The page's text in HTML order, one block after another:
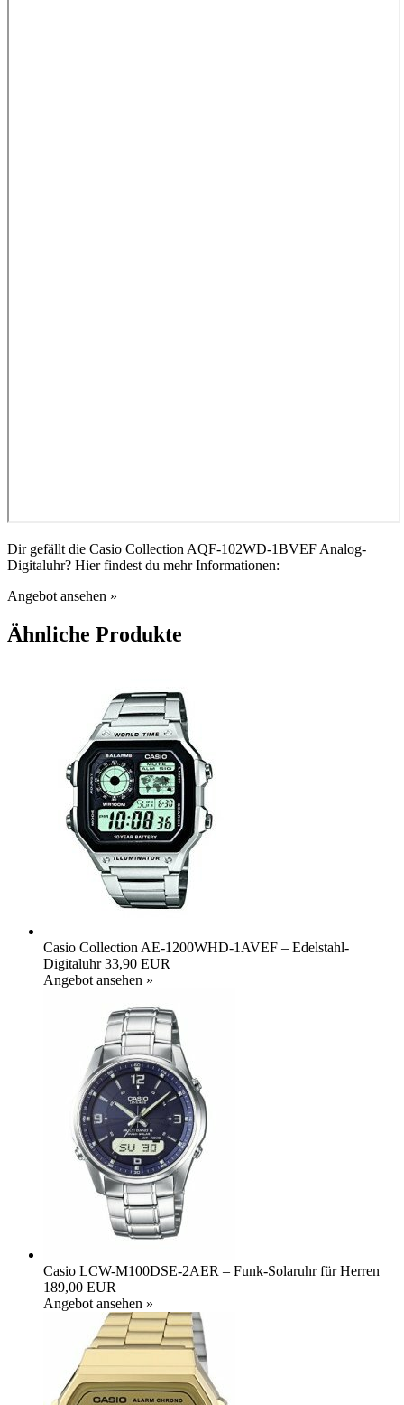
Dir gefällt die Casio Collection AQF-102WD-1BVEF Analog-
Digitaluhr? Hier findest du mehr Informationen:
Angebot ansehen »
Ähnliche Produkte
Casio Collection AE-1200WHD-1AVEF – Edelstahl-
Digitaluhr 33,90 EUR
Angebot ansehen »
Casio LCW-M100DSE-2AER – Funk-Solaruhr für Herren
189,00 EUR
Angebot ansehen »